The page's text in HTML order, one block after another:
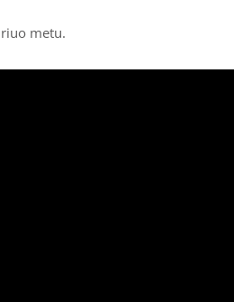
metu.